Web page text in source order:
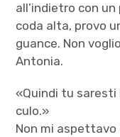
all’indietro con un
coda alta, provo
guance. Non
Antonia.
«Quindi tu saresti
culo.»
Non mi aspettavo